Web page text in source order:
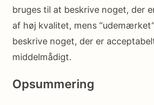
bruges til at beskrive noget, der
af høj kvalitet, mens
beskrive noget, der er
middelmådigt.
Opsummering